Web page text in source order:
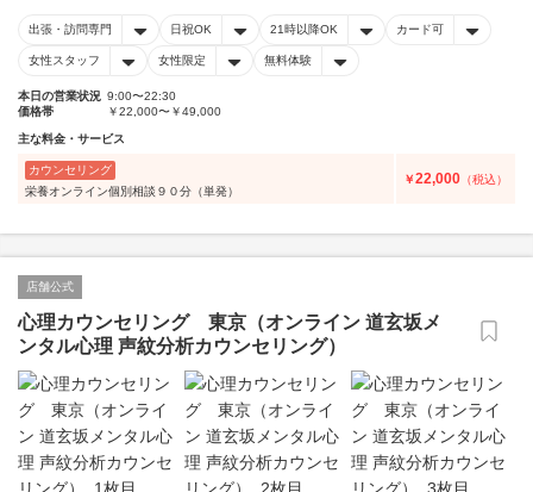
出張・訪問専門 日祝OK 21時以降OK カード可
女性スタッフ 女性限定 無料体験
本日の営業状況 9:00〜22:30
価格帯
￥22,000〜￥49,000
主な料金・サービス
カウンセリング
栄養オンライン個別相談９０分（単発）
￥22,000 （税込）
店舗公式
心理カウンセリング 東京（オンライン 道玄坂メ
ンタル心理 声紋分析カウンセリング）